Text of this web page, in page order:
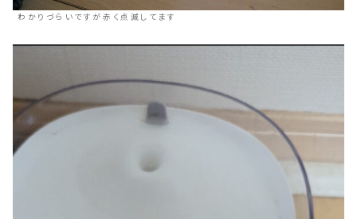
わかりづらいですが赤く点滅してます